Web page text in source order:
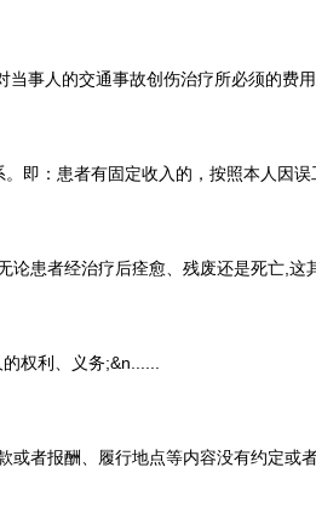
人的交通事故创伤治疗所必须的费
：患者有固定收入的，按照本人因
者经治疗后痊愈、残废还是死亡,这
权利、义务;&n......
者报酬、履行地点等内容没有约定或